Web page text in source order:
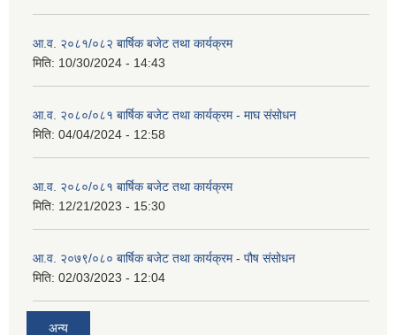
आ.व. २०८१/०८२ बार्षिक बजेट तथा कार्यक्रम
मिति: 10/30/2024 - 14:43
आ.व. २०८०/०८१ बार्षिक बजेट तथा कार्यक्रम - माघ संसोधन
मिति: 04/04/2024 - 12:58
आ.व. २०८०/०८१ बार्षिक बजेट तथा कार्यक्रम
मिति: 12/21/2023 - 15:30
आ.व. २०७९/०८० बार्षिक बजेट तथा कार्यक्रम - पौष संसोधन
मिति: 02/03/2023 - 12:04
अन्य